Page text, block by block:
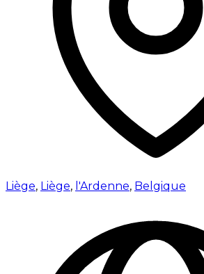
Liège, Liège, l'Ardenne, Belgique